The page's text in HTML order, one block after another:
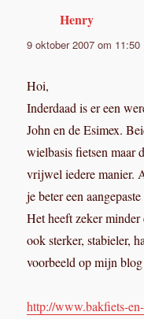
Henry
9 oktober 2007 om 11:50
Hoi,
Inderdaad is er een
John en de Esimex.
wielbasis fietsen maar
vrijwel iedere manier.
je beter een
Het heeft zeker minder
ook sterker, stabieler,
voorbeeld op mijn blog
http://www.bakfiets-